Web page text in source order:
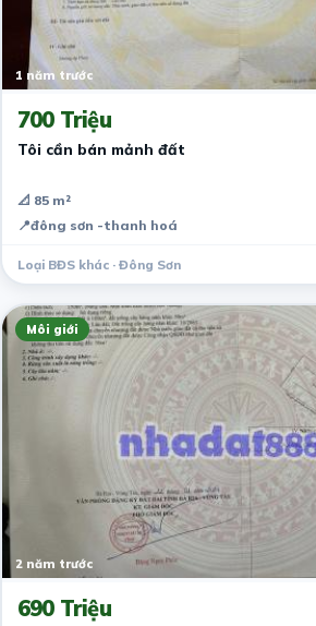
1 năm trước
700 Triệu
Tôi cần bán mảnh đất
📐 85 m²
📍đông sơn -thanh hoá
Loại BĐS khác · Đông Sơn
Môi giới
2 năm trước
690 Triệu